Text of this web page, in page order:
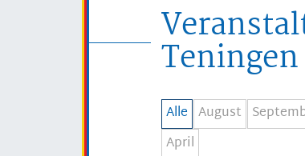
Teningen
Alle August
April